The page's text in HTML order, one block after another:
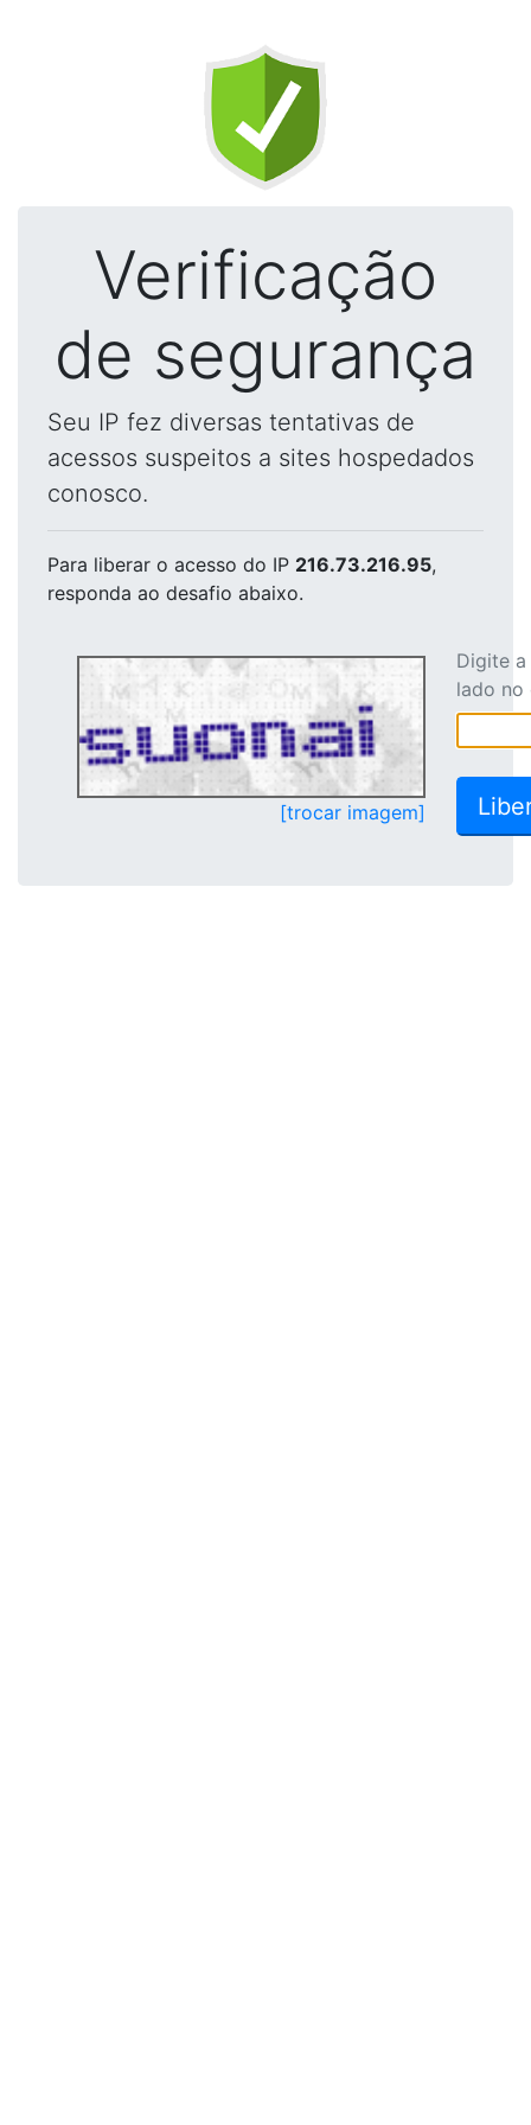
Verificação
de segurança
Seu IP fez diversas tentativas de
acessos suspeitos a sites hospedados
conosco.
Para liberar o acesso do IP 216.73.216.95,
responda ao desafio abaixo.
[trocar imagem]
Digite
lado no